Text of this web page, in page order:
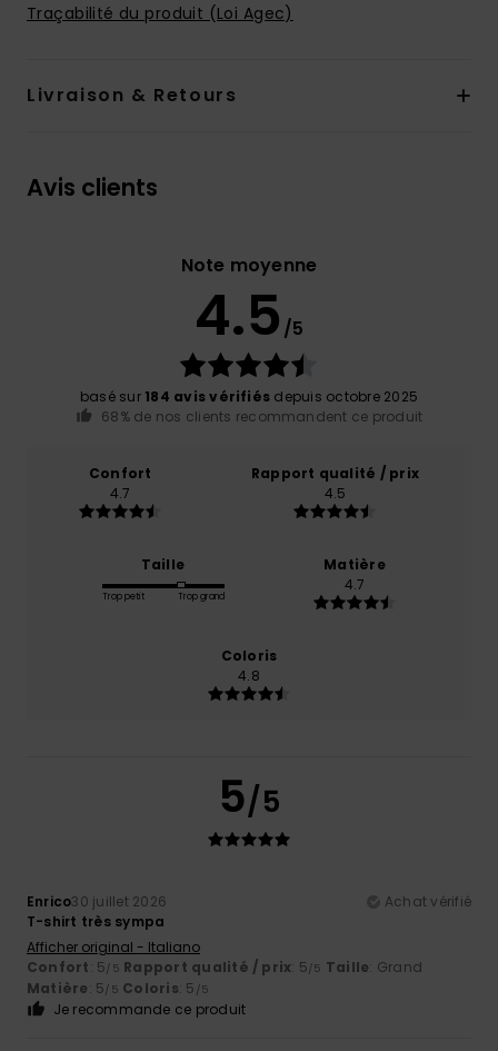
Traçabilité du produit (Loi Agec)
Livraison & Retours
Avis clients
Note moyenne
4.5 /5
basé sur 184 avis vérifiés depuis octobre 2025
68% de nos clients recommandent ce produit
Confort
4.7
Rapport qualité / prix
4.5
Taille
Trop petit Trop grand
Matière
4.7
Coloris
4.8
5/5
Enrico30 juillet 2026
Achat vérifié
T-shirt très sympa
Afficher original - Italiano
Confort: 5/5 Rapport qualité / prix: 5/5 Taille: Grand
Matière: 5/5 Coloris: 5 /5
Je recommande ce produit